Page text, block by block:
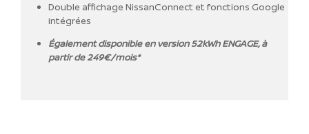
Double affichage NissanConnect et fonctions Google
intégrées
Également disponible en version 52kWh ENGAGE, à
partir de 249€/mois*